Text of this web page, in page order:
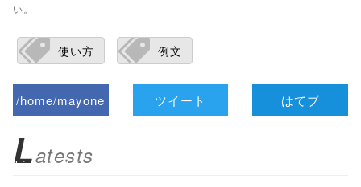
い。
使い方 例文
/home/mayone
biz.jp/public_ht
ツイート はてブ
Latests